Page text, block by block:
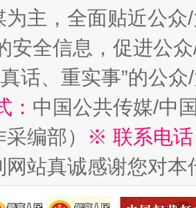
象丛生
生
为主，全面贴近公
安全信息，促进公
真话、重实事”的公
： 中国公共传媒/中
采编部）
※ 联系电
网站真诚感谢您对